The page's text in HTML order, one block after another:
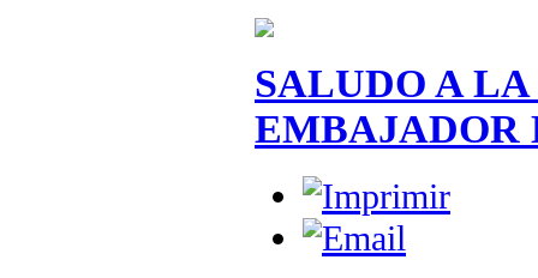
SALUDO A
EMBAJADOR